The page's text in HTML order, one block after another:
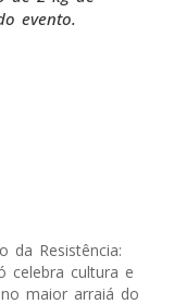
evento.
da Resistência:
celebra cultura e
maior arraiá do